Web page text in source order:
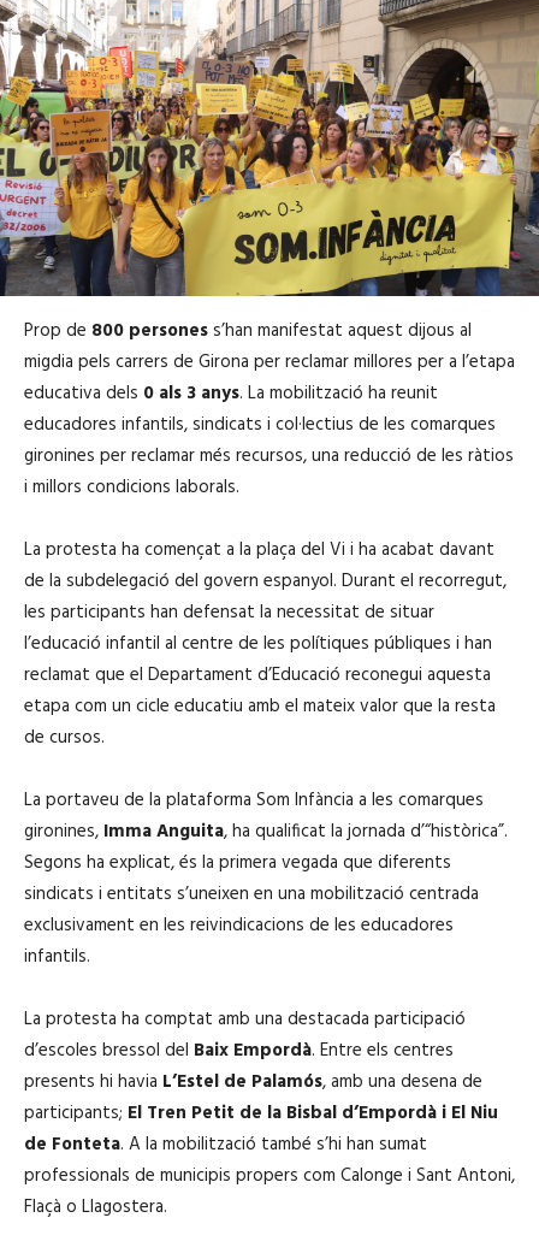
Prop de 800 personess’han manifestat aquest dijous al
migdia pels carrers de Girona per reclamar millores per a l’etapa
educativa dels 0 als 3 anys. La mobilització ha reunit
educadores infantils, sindicats i col·lectius de les comarques
gironines per reclamar més recursos, una reducció de les ràtios
i millors condicions laborals.
La protesta ha començat a la plaça del Vi i ha acabat davant
de la subdelegació del govern espanyol. Durant el recorregut,
les participants han defensat la necessitat de situar
l’educació infantil al centre de les polítiques públiques i han
reclamat que el Departament d’Educació reconegui aquesta
etapa com un cicle educatiu amb el mateix valor que la resta
de cursos.
La portaveu de la plataforma Som Infància a les comarques
gironines, Imma Anguita, ha qualificat la jornada d’“històrica”.
Segons ha explicat, és la primera vegada que diferents
sindicats i entitats s’uneixen en una mobilització centrada
exclusivament en les reivindicacions de les educadores
infantils.
La protesta ha comptat amb una destacada participació
d’escoles bressol del Baix Empordà. Entre els centres
presents hi havia L’Estel de Palamós, amb una desena de
participants; El Tren Petit de la Bisbal d’Empordà i El Niu
de Fonteta. A la mobilització també s’hi han sumat
professionals de municipis propers com Calonge i Sant Antoni,
Flaçà o Llagostera.